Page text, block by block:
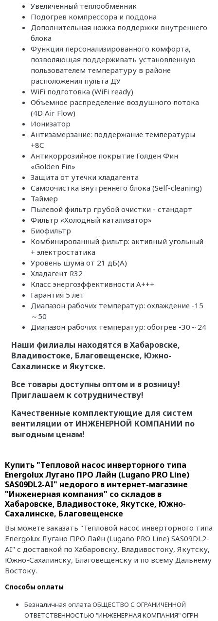
Увеличенный теплообменник
Подогрев компрессора и поддона
Дополнительная ножка поддержки внутреннего
блока
Функция персонализированного комфорта,
позволяющая поддерживать установленную
пользователем температуру в районе
расположения пульта ДУ
WiFi подготовка (WiFi ready)
Объемное распределение воздушного потока
(4D Air Flow)
Ионизатор
Антизамерзание: поддержание температуры
+8С
Антикоррозийное покрытие Голден Фин
«Golden Fin»
Защита от утечки хладагента
Самоочистка внутреннего блока (Self-cleaning)
Таймер
Пылевой фильтр грубой очистки - стандарт
Фильтр «Холодный катализатор»
Биофильтр
Комбинированный фильтр: активный угольный
+ электростатика
Уровень шума от 21 дБ(А)
Хладагент R32
Класс энергоэффективности A+++
Гарантия 5 лет
Диапазон рабочих температур: охлаждение -15
～50
Диапазон рабочих температур: обогрев -30～24
Наши филиалы находятся в Хабаровске,
Владивостоке, Благовещенске, Южно-
Сахалинске и Якутске.
Все товары доступны оптом и в розницу!
Приглашаем к сотрудничеству!
Качественные комплектующие для систем
вентиляции от ИНЖЕНЕРНОЙ КОМПАНИИ по
выгодным ценам!
Купить "Тепловой насос инверторного типа
Energolux Лугано ПРО Лайн (Lugano PRO Line)
SAS09DL2-AI" недорого в интернет-магазине
"Инженерная компания" со складов в
Хабаровске, Владивостоке, Якутске, Южно-
Сахалинске, Благовещенске
Вы можете заказать "Тепловой насос инверторного типа
Energolux Лугано ПРО Лайн (Lugano PRO Line) SAS09DL2-
AI" с доставкой по Хабаровску, Владивостоку, Якутску,
Южно-Сахалинску, Благовещенску и по всему Дальнему
Востоку.
Способы оплаты
Безналичная оплата ОБЩЕСТВО С ОГРАНИЧЕННОЙ
ОТВЕТСТВЕННОСТЬЮ "ИНЖЕНЕРНАЯ КОМПАНИЯ" ОГРН